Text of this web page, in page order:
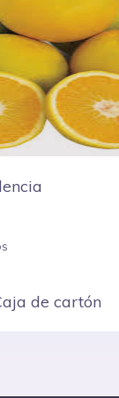
Papel Kraft